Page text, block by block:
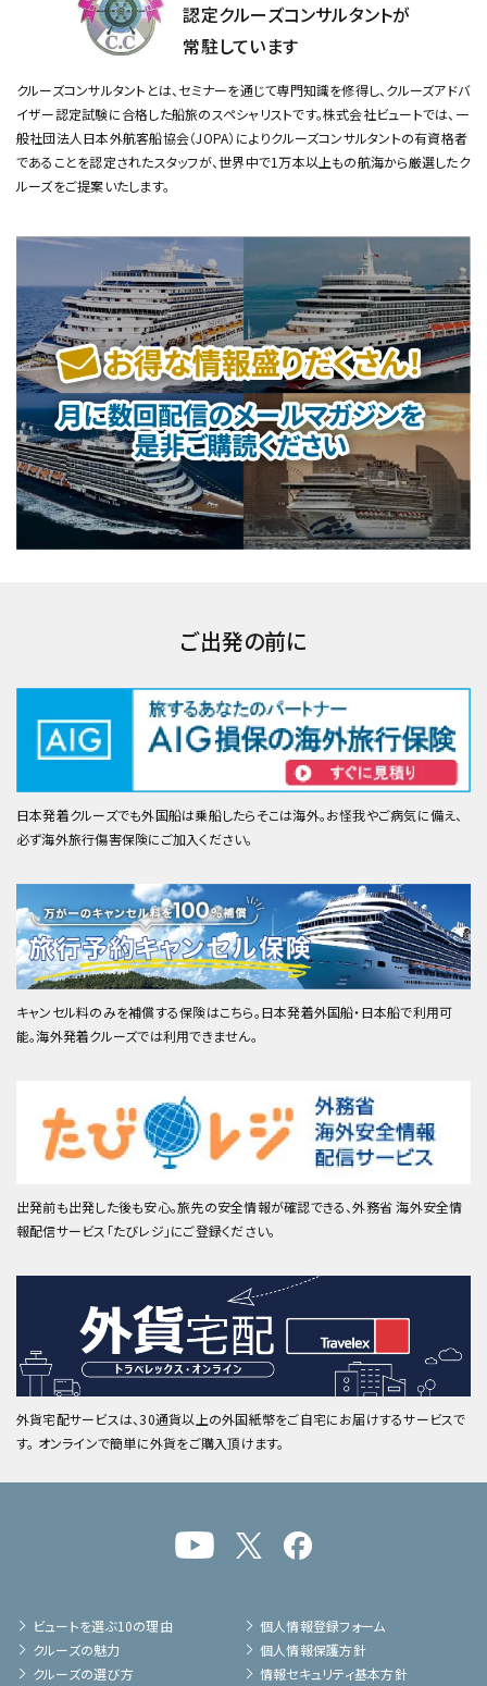
認定クルーズコンサルタントが
常駐しています
クルーズコンサルタントとは、セミナーを通じて専門知識を修得し、クルーズアドバ
イザー認定試験に合格した船旅のスペシャリストです。株式会社ビュートでは、一
般社団法人日本外航客船協会（JOPA）によりクルーズコンサルタントの有資格者
であることを認定されたスタッフが、世界中で1万本以上もの航海から厳選したク
ルーズをご提案いたします。
ご出発の前に
日本発着クルーズでも外国船は乗船したらそこは海外。お怪我やご病気に備え、
必ず海外旅行傷害保険にご加入ください。
キャンセル料のみを補償する保険はこちら。日本発着外国船・日本船で利用可
能。海外発着クルーズでは利用できません。
出発前も出発した後も安心。旅先の安全情報が確認できる、外務省 海外安全情
報配信サービス「たびレジ」にご登録ください。
外貨宅配サービスは、30通貨以上の外国紙幣をご自宅にお届けするサービスで
す。 オンラインで簡単に外貨をご購入頂けます。
ビュートを選ぶ10の理由
クルーズの魅力
クルーズの選び方
個人情報登録フォーム
個人情報保護方針
情報セキュリティ基本方針